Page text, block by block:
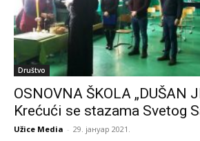
Društvo
OSNOVNA ŠKOLA „DUŠAN
Krećući se stazama Svetog
Užice Media - 29. јануар 2021.